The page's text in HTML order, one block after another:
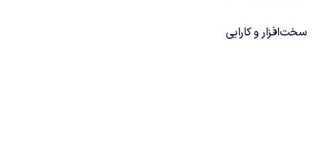
سخت‌افزار و کارایی